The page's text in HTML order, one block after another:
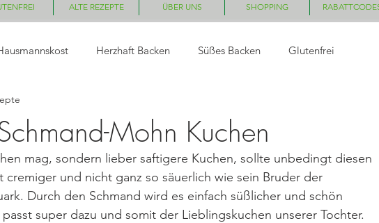
ALTE REZEPTE ÜBER UNS SHOPPING
Herzhaft Backen Süßes Backen Glutenfrei
Frühstück Nachtisch/Dessert Winter/Weihnachten
Internationale Gerichte Getränke Halloween Herbst
Mohn Kuchen
mag, sondern lieber saftigere Kuchen, sollte unbedingt diesen
cremiger und nicht ganz so säuerlich wie sein Bruder der
Durch den Schmand wird es einfach süßlicher und schön
super dazu und somit der Lieblingskuchen unserer Tochter.